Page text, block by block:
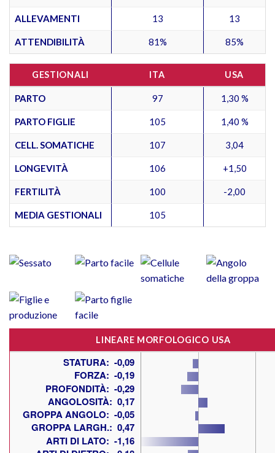
ALLEVAMENTI 13 13
ATTENDIBILITÀ 81% 85%
GESTIONALI ITA USA
PARTO 97 1,30 %
PARTO FIGLIE 105 1,40 %
CELL. SOMATICHE 107 3,04
LONGEVITÀ 106 +1,50
FERTILITÀ 100 -2,00
MEDIA GESTIONALI 105
LINEARE MORFOLOGICO USA